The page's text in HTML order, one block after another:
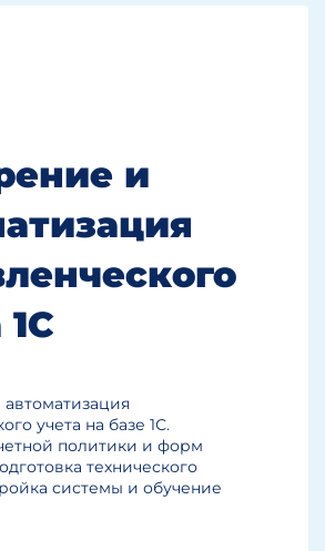
и
1С
учета на базе 1С.
политики и форм
технического
системы и обучение